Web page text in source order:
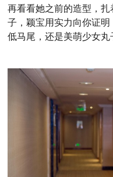
再看看她之前的造型，
子，颖宝用实力向你证
低马尾，还是美萌少女丸